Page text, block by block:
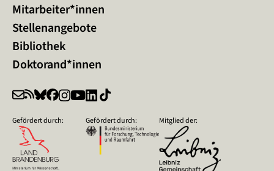
Mitarbeiter*innen
Stellenangebote
Bibliothek
Doktorand*innen
Gefördert durch: Gefördert durch: Mitglied der: